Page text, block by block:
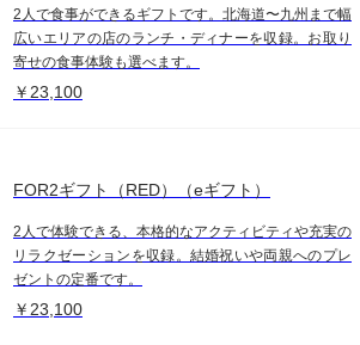
2人で食事ができるギフトです。北海道〜九州まで幅
広いエリアの店のランチ・ディナーを収録。お取り
寄せの食事体験も選べます。
￥23,100
FOR2ギフト（RED）（eギフト）
2人で体験できる、本格的なアクティビティや充実の
リラクゼーションを収録。結婚祝いや両親へのプレ
ゼントの定番です。
￥23,100